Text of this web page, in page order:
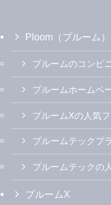
Ploom（プルーム）
プルームのコンビ
プルームホームペ
プルームXの人気
プルームテックプ
プルームテックの
プルームX